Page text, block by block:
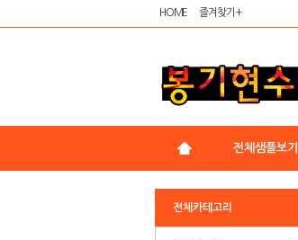
HOME 즐겨찾기 +
전체샘플보기
전체카테고리